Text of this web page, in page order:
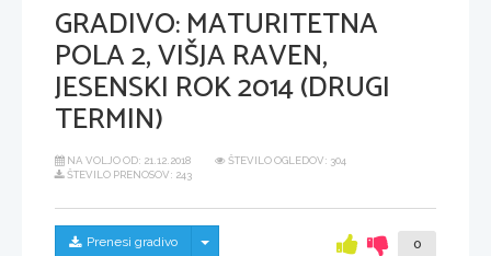
GRADIVO:MATURITETNA
POLA 2, VIŠJA RAVEN,
JESENSKI ROK 2014 (DRUGI
TERMIN)
NA VOLJO OD: 21.12.2018
ŠTEVILO OGLEDOV: 304
ŠTEVILO PRENOSOV: 243
Prenesi gradivo Skrij/prikaži meni 0